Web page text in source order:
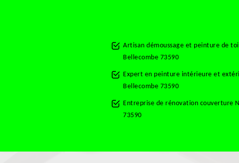
Artisan démoussage et peinture de
Bellecombe 73590
Expert en peinture intérieure et
Bellecombe 73590
Entreprise de rénovation couverture
73590